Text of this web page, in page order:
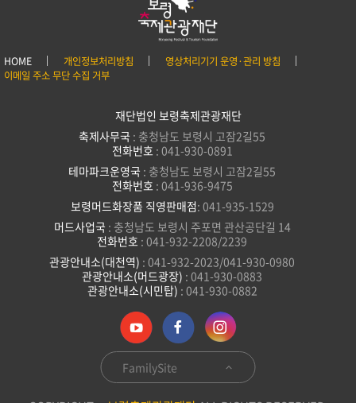
HOME 개인정보처리방침
영상처리기기 운영·관리 방침
이메일 주소 무단 수집 거부
재단법인 보령축제관광재단
축제사무국 : 충청남도 보령시 고잠2길55
전화번호 : 041-930-0891
테마파크운영국 : 충청남도 보령시 고잠2길55
전화번호 : 041-936-9475
보령머드화장품 직영판매점: 041-935-1529
머드사업국 : 충청남도 보령시 주포면 관산공단길 14
전화번호 : 041-932-2208/2239
관광안내소(대천역) : 041-932-2023/041-930-0980
관광안내소(머드광장) : 041-930-0883
관광안내소(시민탑) : 041-930-0882
FamilySite